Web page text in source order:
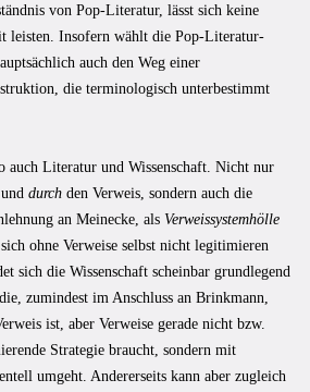
von Pop-Literatur, lässt sich keine
leisten. Insofern wählt die Pop-Literatur-
auch den Weg einer
die terminologisch unterbestimmt
auch Literatur und Wissenschaft. Nicht nur
und durch den Verweis, sondern auch die
an Meinecke, als Verweissystemhölle
ohne Verweise selbst nicht legitimieren
sich die Wissenschaft scheinbar grundlegend
zumindest im Anschluss an Brinkmann,
ist, aber Verweise gerade nicht bzw.
Strategie braucht, sondern mit
umgeht. Andererseits kann aber zugleich